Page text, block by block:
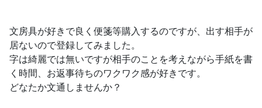
文房具が好きで良く便箋等購入するのですが、出す相手が
居ないので登録してみました。
字は綺麗では無いですが相手のことを考えながら手紙を書
く時間、お返事待ちのワクワク感が好きです。
どなたか文通しませんか？